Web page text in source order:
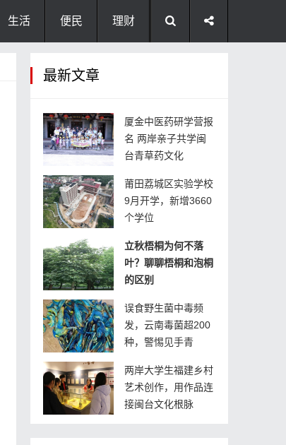
生活 便民 理财
最新文章
厦金中医药研学营报
名 两岸亲子共学闽
台青草药文化
莆田荔城区实验学校
9月开学，新增3660
个学位
立秋梧桐为何不落
叶？聊聊梧桐和泡桐
的区别
误食野生菌中毒频
发，云南毒菌超200
种，警惕见手青
两岸大学生福建乡村
艺术创作，用作品连
接闽台文化根脉